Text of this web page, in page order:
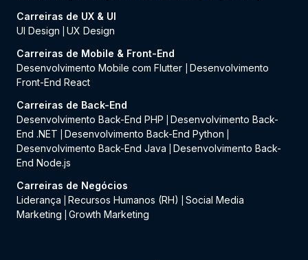
Carreiras de UX & UI
UI Design
UX Design
Carreiras de Mobile & Front-End
Desenvolvimento Mobile com Flutter
Desenvolvimento
Front-End React
Carreiras de Back-End
Desenvolvimento Back-End PHP
Desenvolvimento Back-
End .NET
Desenvolvimento Back-End Python
Desenvolvimento Back-End Java
Desenvolvimento Back-
End Node.js
Carreiras de Negócios
Liderança
Recursos Humanos (RH)
Social Media
Marketing
Growth Marketing